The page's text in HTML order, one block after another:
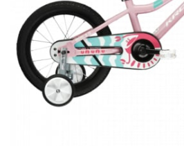
Saboti de frana
Schimbatoare viteze
Scule bicicleta
Sei bicicleta